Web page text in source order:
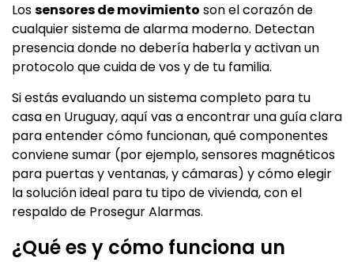
Lossensores de movimiento son el corazón de
cualquier sistema de alarma moderno. Detectan
presencia donde no debería haberla y activan un
protocolo que cuida de vos y de tu familia.
Si estás evaluando un sistema completo para tu
casa en Uruguay, aquí vas a encontrar una guía clara
para entender cómo funcionan, qué componentes
conviene sumar (por ejemplo, sensores magnéticos
para puertas y ventanas, y cámaras) y cómo elegir
la solución ideal para tu tipo de vivienda, con el
respaldo de Prosegur Alarmas.
¿Qué es y cómo funciona un